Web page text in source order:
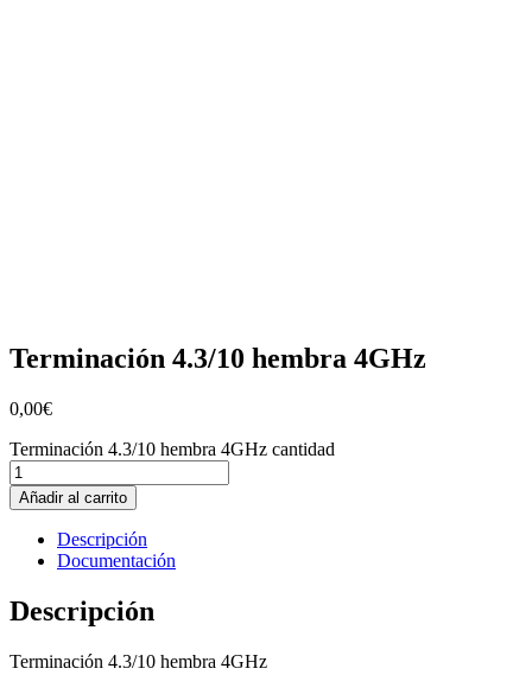
Terminación 4.3/10 hembra 4GHz
0,00€
Terminación 4.3/10 hembra 4GHz cantidad
Añadir al carrito
Descripción
Documentación
Descripción
Terminación 4.3/10 hembra 4GHz